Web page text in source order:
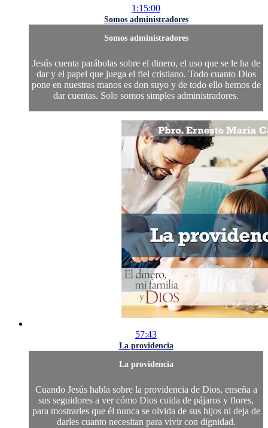
1:15:00
Somos administradores
Somos administradores
Jesús cuenta parábolas sobre el dinero, el uso que se le ha de
dar y el papel que juega el fiel cristiano. Todo cuanto Dios
pone en nuestras manos es don suyo y de todo ello hemos de
dar cuentas. Solo somos simples administradores.
57:43
La providencia
La providencia
Cuando Jesús habla sobre la providencia de Dios, enseña a
sus seguidores a ver cómo Dios cuida de pájaros y flores,
para mostrarles que él nunca se olvida de sus hijos ni deja de
darles cuanto necesitan para vivir con dignidad.